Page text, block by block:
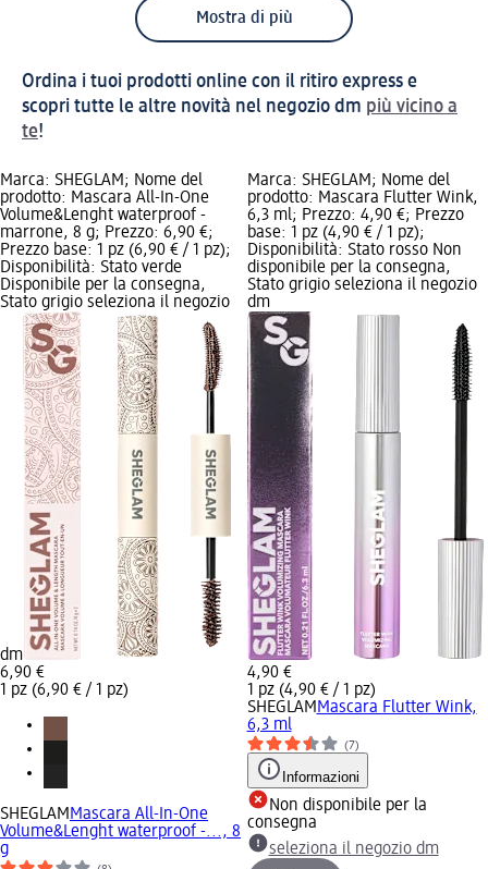
Mostra di più
Ordina i tuoi prodotti online con il ritiro express e
scopri tutte le altre novità nel negozio dm più vicino a
te!
Marca: SHEGLAM; Nome del
prodotto: Mascara All-In-One
Volume&Lenght waterproof -
marrone, 8 g; Prezzo: 6,90 €;
Prezzo base: 1 pz (6,90 € / 1 pz);
Disponibilità: Stato verde
Disponibile per la consegna,
Stato grigio seleziona il negozio
dm
6,90 €
1 pz (6,90 € / 1 pz)
SHEGLAMMascara All-In-One
Volume&Lenght waterproof -..., 8
g
Marca: SHEGLAM; Nome del
prodotto: Mascara Flutter Wink,
6,3 ml; Prezzo: 4,90 €; Prezzo
base: 1 pz (4,90 € / 1 pz);
Disponibilità: Stato rosso Non
disponibile per la consegna,
Stato grigio seleziona il negozio
dm
4,90 €
1 pz (4,90 € / 1 pz)
SHEGLAMMascara Flutter Wink,
6,3 ml
(7)
Informazioni
Non disponibile per la
consegna
seleziona il negozio dm